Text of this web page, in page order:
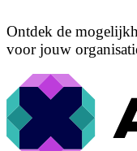
Ontdek de
voor jouw